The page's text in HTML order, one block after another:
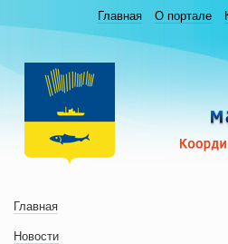
Главная О портале
Главная
Новости